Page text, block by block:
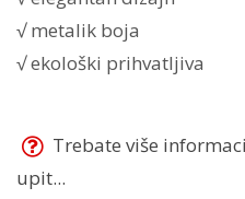
√ metalik boja
√ ekološki prihvatljiva
Trebate više
upit...